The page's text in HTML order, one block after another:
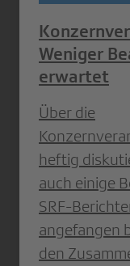
Weniger
erwartet
Über die
heftig
auch einige
SRF-
angefangen
den